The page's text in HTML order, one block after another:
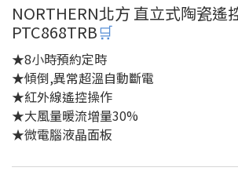
NORTHERN北方 直立式陶瓷遙
PTC868TRB🛒
★8小時預約定時
★傾倒,異常超溫自動斷電
★紅外線遙控操作
★大風量暖流增量30%
★微電腦液晶面板